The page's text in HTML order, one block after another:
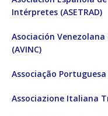
Intérpretes (ASETRAD)
Asociación
(AVINC)
Associação
Associazione Italiana